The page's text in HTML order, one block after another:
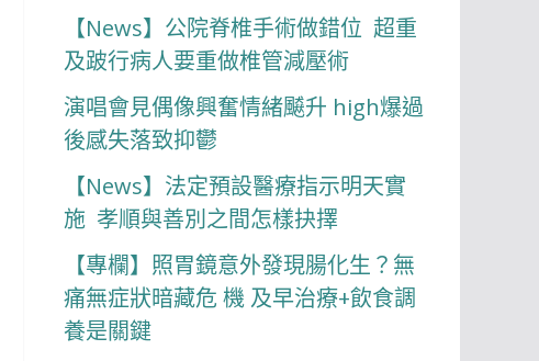
【News】公院脊椎手術做錯位 超重
及跛行病人要重做椎管減壓術
演唱會見偶像興奮情緒飇升 high爆過
後感失落致抑鬱
【News】法定預設醫療指示明天實
施 孝順與善別之間怎樣抉擇
【專欄】照胃鏡意外發現腸化生？無
痛無症狀暗藏危 機 及早治療+飲食調
養是關鍵